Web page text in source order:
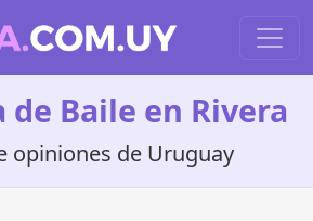
de Baile en Rivera
opiniones de Uruguay